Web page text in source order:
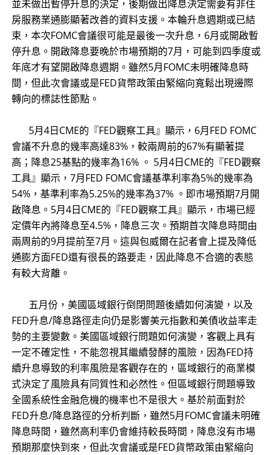
並未做出暫停升息的決定，後期做出降息決定需要有非住
房服務業通膨顯著改善的資料支援。本輪升息週期或已結
束，本次FOMC會議很可能是最後一次升息，6月或開啟暫
停升息。開啟降息要晚於市場預期的7月，可能到四季度或
年底才有望開啟降息週期。雖然5月FOMC未明確降息時
間，但此次會議或是FED貨幣政策由緊縮向寬鬆出現邊際
轉向的標誌性節點。
​ 5月4日CME的『FED觀察工具』顯示，6月FED FOMC
會議不升息的幾率高達83%，較兩周前的67%有顯著提
高；降息25基點的幾率為16% 。 5月4日CME的『FED觀察
工具』顯示，7月FED FOMC會議基準利率為5%的幾率為
54%，基準利率為5.25%的幾率為37% 。即市場預期7月開
啟降息。5月4日CME的『FED觀察工具』顯示，市場已經
定價年內將降息至4.5%，降息三次。預期首次降息時間由
兩周前的9月提前至7月。這與包威爾在記者會上提及降低
通膨方面FED還有很長的路要走，因此降息不合適的表態
有較大背離。
​ 五月份，美國區域銀行倒閉問題後續如何演變，以及
FED升息/降息路徑走向仍是影響美元指數和美債收益率走
勢的主要變數。美國區域銀行問題如何演變，客觀上具有
一定不確定性，不能忽視其繼續發酵的風險，因為FED持
續升息導致的利率風險是客觀存在的，區域銀行的商業模
式決定了風險具有同質性和必然性。但區域銀行問題導致
全國系統性金融危機的機率也不是很大。基於前面對於
FED升息/降息路徑的分析判斷，雖然5月FOMC會議未明確
降息時間，雖然高利率仍會維持較長時間，降息沒有市場
預期那麼快到來，但此次會議或是FED貨幣政策由緊縮向